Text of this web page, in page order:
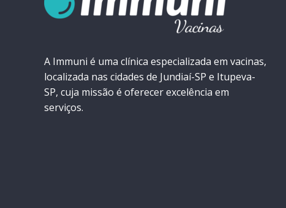
A Immuni é uma clínica especializada em vacinas,
localizada nas cidades de Jundiaí-SP e Itupeva-
SP, cuja missão é oferecer excelência em
serviços.